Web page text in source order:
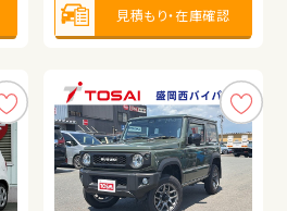
見積もり・在庫確認
見積もり・在庫確認
見積もり・在庫確認
見積もり・在庫確認